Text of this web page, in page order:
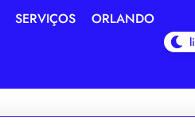
SERVIÇOS ORLANDO